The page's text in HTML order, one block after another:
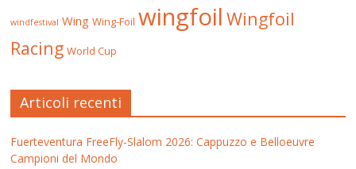
windfestival Wing Wing-Foil wingfoil Wingfoil
Racing World Cup
Articoli recenti
Fuerteventura FreeFly-Slalom 2026: Cappuzzo e Belloeuvre
Campioni del Mondo